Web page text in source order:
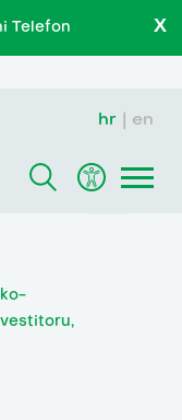
Telefon X
hr en